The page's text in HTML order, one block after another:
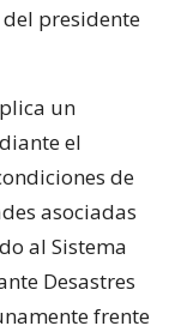
del presidente
un
el
de
asociadas
al Sistema
Desastres
frente